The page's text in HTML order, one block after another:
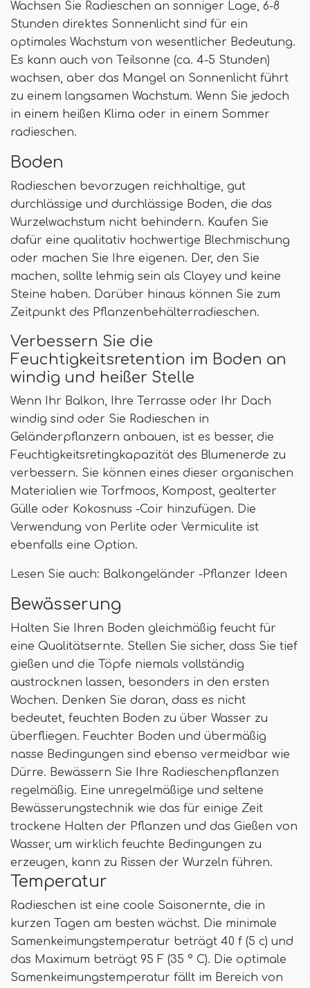
Wachsen Sie Radieschen an sonniger Lage, 6-8
Stunden direktes Sonnenlicht sind für ein
optimales Wachstum von wesentlicher Bedeutung.
Es kann auch von Teilsonne (ca. 4-5 Stunden)
wachsen, aber das Mangel an Sonnenlicht führt
zu einem langsamen Wachstum. Wenn Sie jedoch
in einem heißen Klima oder in einem Sommer
radieschen.
Boden
Radieschen bevorzugen reichhaltige, gut
durchlässige und durchlässige Boden, die das
Wurzelwachstum nicht behindern. Kaufen Sie
dafür eine qualitativ hochwertige Blechmischung
oder machen Sie Ihre eigenen. Der, den Sie
machen, sollte lehmig sein als Clayey und keine
Steine ​​haben. Darüber hinaus können Sie zum
Zeitpunkt des Pflanzenbehälterradieschen.
Verbessern Sie die
Feuchtigkeitsretention im Boden an
windig und heißer Stelle
Wenn Ihr Balkon, Ihre Terrasse oder Ihr Dach
windig sind oder Sie Radieschen in
Geländerpflanzern anbauen, ist es besser, die
Feuchtigkeitsretingkapazität des Blumenerde zu
verbessern. Sie können eines dieser organischen
Materialien wie Torfmoos, Kompost, gealterter
Gülle oder Kokosnuss -Coir hinzufügen. Die
Verwendung von Perlite oder Vermiculite ist
ebenfalls eine Option.
Lesen Sie auch: Balkongeländer -Pflanzer Ideen
Bewässerung
Halten Sie Ihren Boden gleichmäßig feucht für
eine Qualitätsernte. Stellen Sie sicher, dass Sie tief
gießen und die Töpfe niemals vollständig
austrocknen lassen, besonders in den ersten
Wochen. Denken Sie daran, dass es nicht
bedeutet, feuchten Boden zu über Wasser zu
überfliegen. Feuchter Boden und übermäßig
nasse Bedingungen sind ebenso vermeidbar wie
Dürre. Bewässern Sie Ihre Radieschenpflanzen
regelmäßig. Eine unregelmäßige und seltene
Bewässerungstechnik wie das für einige Zeit
trockene Halten der Pflanzen und das Gießen von
Wasser, um wirklich feuchte Bedingungen zu
erzeugen, kann zu Rissen der Wurzeln führen.
Temperatur
Radieschen ist eine coole Saisonernte, die in
kurzen Tagen am besten wächst. Die minimale
Samenkeimungstemperatur beträgt 40 f (5 c) und
das Maximum beträgt 95 F (35 ° C). Die optimale
Samenkeimungstemperatur fällt im Bereich von